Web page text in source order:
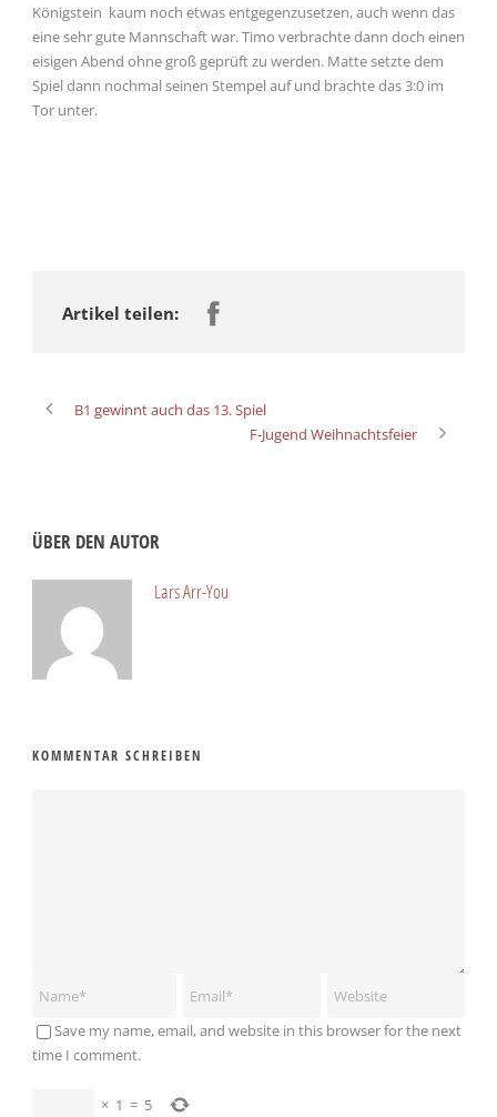
Königstein kaum noch etwas entgegenzusetzen, auch wenn das
eine sehr gute Mannschaft war. Timo verbrachte dann doch einen
eisigen Abend ohne groß geprüft zu werden. Matte setzte dem
Spiel dann nochmal seinen Stempel auf und brachte das 3:0 im
Tor unter.
Artikel teilen:
B1 gewinnt auch das 13. Spiel
F-Jugend Weihnachtsfeier
ÜBER DEN AUTOR
Lars Arr-You
KOMMENTAR SCHREIBEN
Save my name, email, and website in this browser for the next
time I comment.
× 1 = 5